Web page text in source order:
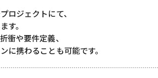
ロジェクトにて、
す。
衝や要件定義、
に携わることも可能です。